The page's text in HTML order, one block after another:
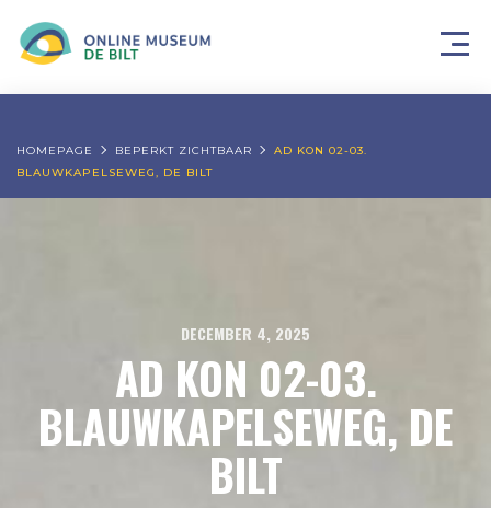
HOMEPAGE BEPERKT ZICHTBAAR
AD KON 02-03.
BLAUWKAPELSEWEG, DE BILT
DECEMBER 4, 2025
AD KON 02-03.
BLAUWKAPELSEWEG, DE
BILT